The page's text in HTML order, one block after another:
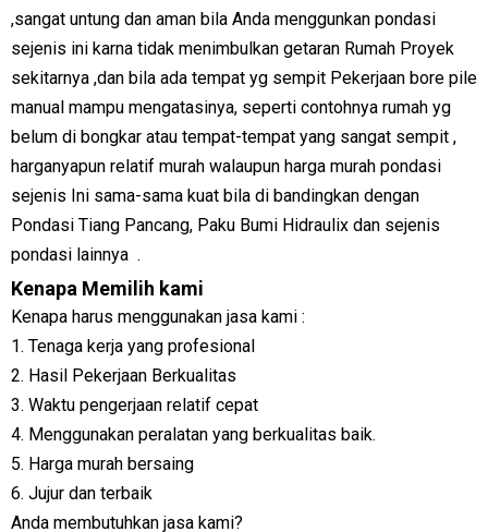
,sangat untung dan aman bila Anda menggunkan pondasi
sejenis ini karna tidak menimbulkan getaran Rumah Proyek
sekitarnya ,dan bila ada tempat yg sempit Pekerjaan bore pile
manual mampu mengatasinya, seperti contohnya rumah yg
belum di bongkar atau tempat-tempat yang sangat sempit ,
harganyapun relatif murah walaupun harga murah pondasi
sejenis Ini sama-sama kuat bila di bandingkan dengan
Pondasi Tiang Pancang, Paku Bumi Hidraulix dan sejenis
pondasi lainnya .
Kenapa Memilih kami
Kenapa harus menggunakan jasa kami :
1. Tenaga kerja yang profesional
2. Hasil Pekerjaan Berkualitas
3. Waktu pengerjaan relatif cepat
4. Menggunakan peralatan yang berkualitas baik.
5. Harga murah bersaing
6. Jujur dan terbaik
Anda membutuhkan jasa kami?